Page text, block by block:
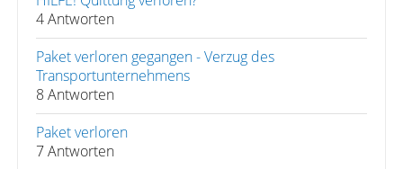
4 Antworten
Paket verloren gegangen - Verzug des
Transportunternehmens
8 Antworten
Paket verloren
7 Antworten